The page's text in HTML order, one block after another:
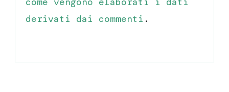
derivati dai commenti .